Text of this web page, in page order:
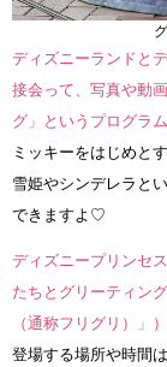
ディズニーランドと
接会って、写真や動
グ」というプログラ
ミッキーをはじめと
雪姫やシンデレラと
できますよ♡
ディズニープリンセ
たちとグリーティン
（通称フリグリ）」）
登場する場所や時間